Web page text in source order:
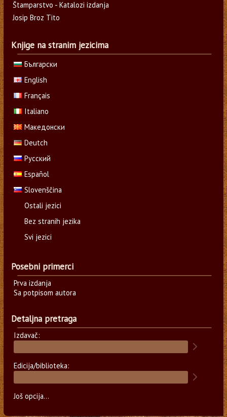
Štamparstvo - Katalozi izdanja
Josip Broz Tito
Knjige na stranim jezicima
Български
English
Français
Italiano
Македонски
Deutch
Русский
Español
Slovenščina
Ostali jezici
Bez stranih jezika
Svi jezici
Posebni primerci
Prva izdanja
Sa potpisom autora
Detaljna pretraga
Izdavač:
Edicija/biblioteka:
Još opcija...